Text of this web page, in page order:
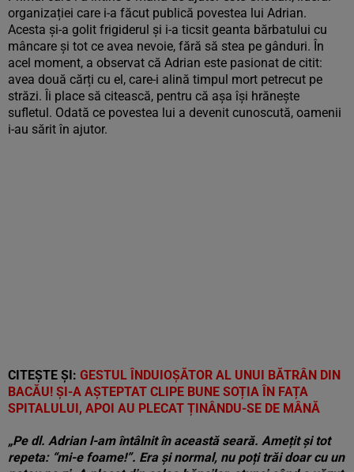
organizației care i-a făcut publică povestea lui Adrian.
Acesta și-a golit frigiderul și i-a ticsit geanta bărbatului cu
mâncare și tot ce avea nevoie, fără să stea pe gânduri. În
acel moment, a observat că Adrian este pasionat de citit:
avea două cărți cu el, care-i alină timpul mort petrecut pe
străzi. Îi place să citească, pentru că așa își hrănește
sufletul. Odată ce povestea lui a devenit cunoscută, oamenii
i-au sărit în ajutor.
CITEȘTE ȘI: GESTUL ÎNDUIOȘĂTOR AL UNUI BĂTRÂN DIN
BACĂU! ȘI-A AȘTEPTAT CLIPE BUNE SOȚIA ÎN FAȚA
SPITALULUI, APOI AU PLECAT ȚINÂNDU-SE DE MÂNĂ
„Pe dl. Adrian l-am întâlnit în această seară. Amețit și tot
repeta: “mi-e foame!”. Era și normal, nu poți trăi doar cu un